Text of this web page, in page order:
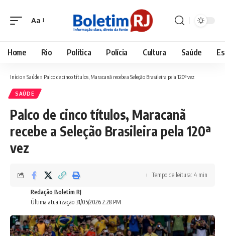
Font
Aa
Home Rio Política Polícia Cultura Saúde
Início» Saúde» Palco de cinco títulos, Maracanã recebe a Seleção Brasileira pela 120ª vez
SAÚDE
Palco de cinco títulos, Maracanã
recebe a Seleção Brasileira pela 120ª
vez
Última atualização 31/05/2026 2:28 PM
Redação Boletim RJ
Tempo de leitura: 4 min